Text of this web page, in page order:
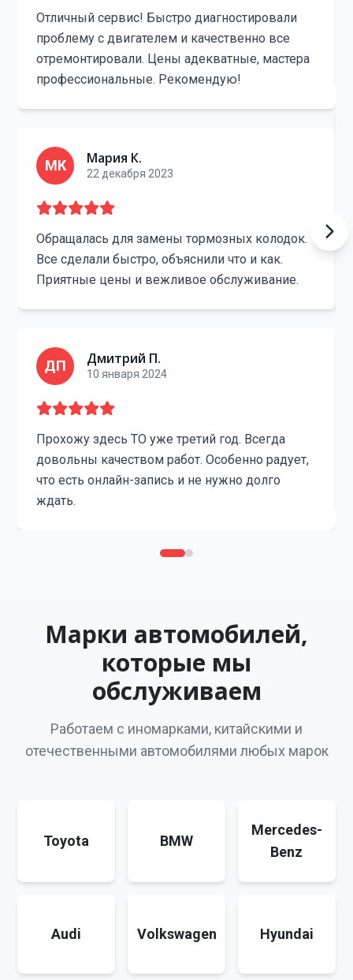
Отличный сервис! Быстро диагностировали
проблему с двигателем и качественно все
отремонтировали. Цены адекватные, мастера
профессиональные. Рекомендую!
МК Мария К.
22 декабря 2023
Обращалась для замены тормозных колодок.
Все сделали быстро, объяснили что и как.
Приятные цены и вежливое обслуживание.
ДП Дмитрий П.
10 января 2024
Прохожу здесь ТО уже третий год. Всегда
довольны качеством работ. Особенно радует,
что есть онлайн-запись и не нужно долго
ждать.
Марки автомобилей,
которые мы
обслуживаем
Работаем с иномарками, китайскими и
отечественными автомобилями любых марок
Toyota BMW
Mercedes-
Benz
Audi Volkswagen Hyundai